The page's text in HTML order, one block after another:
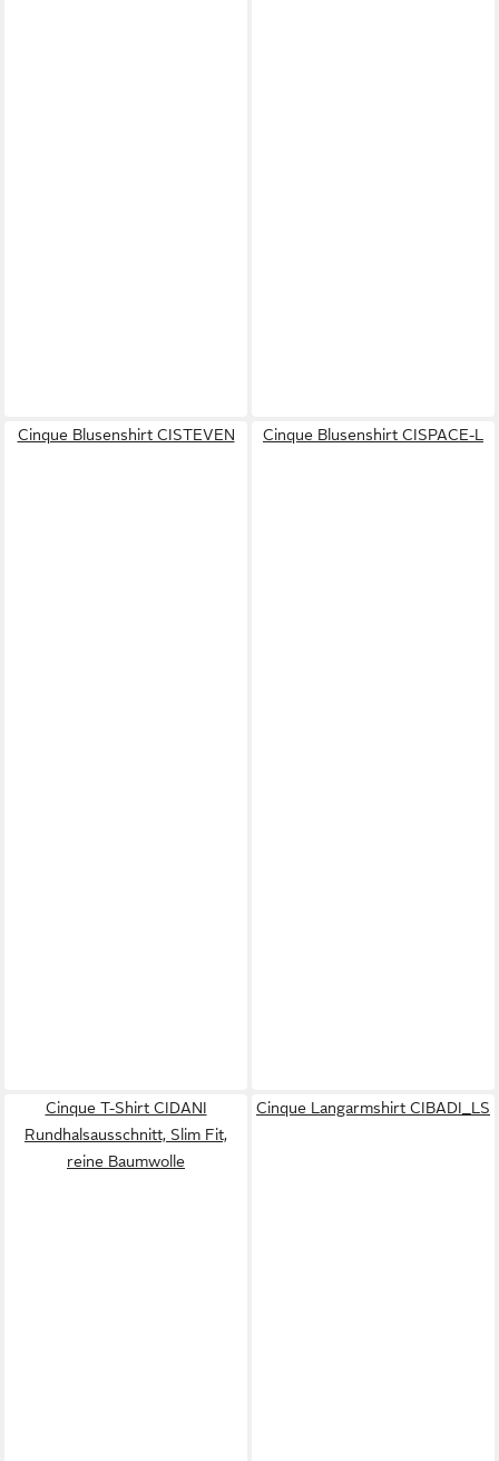
Cinque Blusenshirt CISTEVEN Cinque Blusenshirt CISPACE-L
Cinque T-Shirt CIDANI
Rundhalsausschnitt, Slim Fit,
reine Baumwolle
Cinque Langarmshirt CIBADI_LS